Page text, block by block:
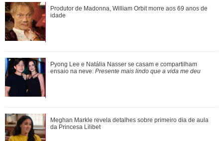
Pyong Lee e Natália Nasser se casam e compartilham
ensaio na neve: Presente mais lindo que a...
Ele cresceu! Veja evolução de Marcelo Sangalo, filho de
Ivete Sangalo e Daniel Cady
Meghan Markle revela detalhes sobre primeiro dia de aula
da Princesa Lilibet
Produtor de Madonna, William Orbit morre aos 69 anos de
idade
Pyong Lee e Natália Nasser se casam e compartilham
ensaio na neve: Presente mais lindo que a vida me deu
Meghan Markle revela detalhes sobre primeiro dia de aula
da Princesa Lilibet